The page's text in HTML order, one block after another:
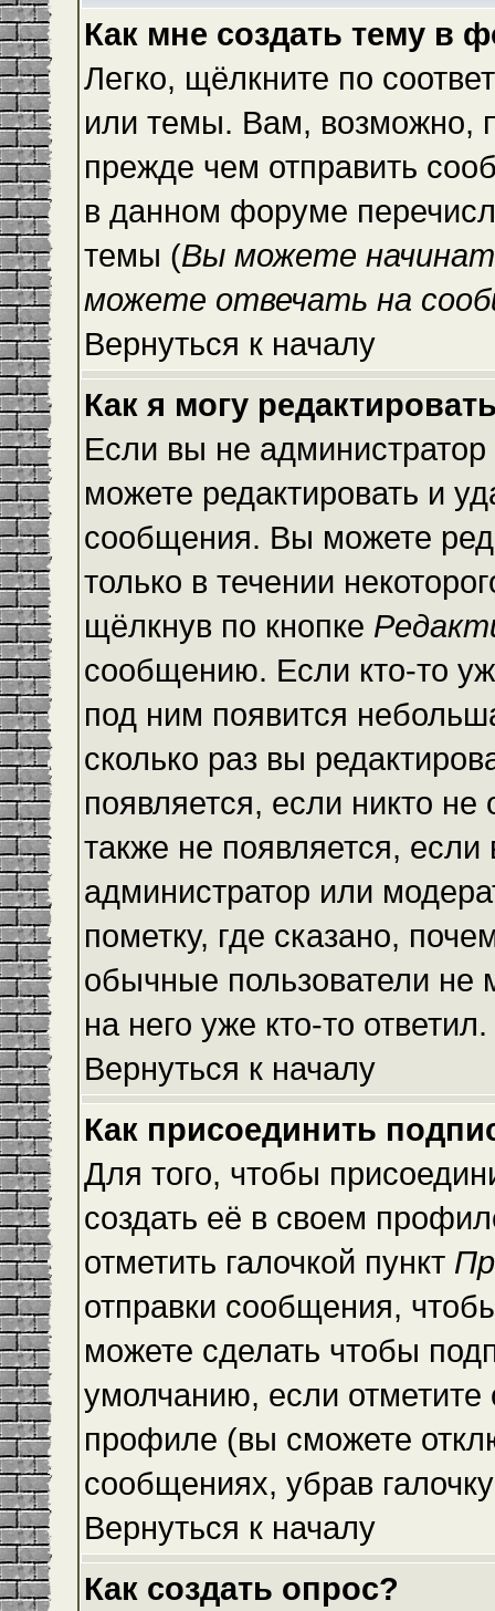
Как мне создать тему в
Легко, щёлкните по
или темы. Вам, возможно,
прежде чем отправить
в данном форуме
темы (Вы можете
можете отвечать на
Вернуться к началу
Как я могу
Если вы не
можете редактировать и
сообщения. Вы можете
только в течении
щёлкнув по кнопке
сообщению. Если кто-то
под ним появится
сколько раз вы
появляется, если никто
также не появляется,
администратор или
пометку, где сказано,
обычные пользователи не
на него уже кто-то ответил.
Вернуться к началу
Как присоединить
Для того, чтобы
создать её в своем
отметить галочкой пункт
отправки сообщения,
можете сделать чтобы
умолчанию, если
профиле (вы сможете
сообщениях, убрав
Вернуться к началу
Как создать опрос?